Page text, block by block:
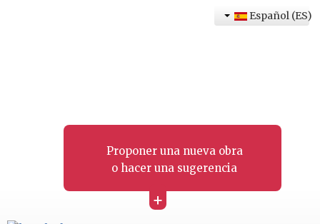
Proponer una nueva obra
o hacer una sugerencia
+
Español (ES)